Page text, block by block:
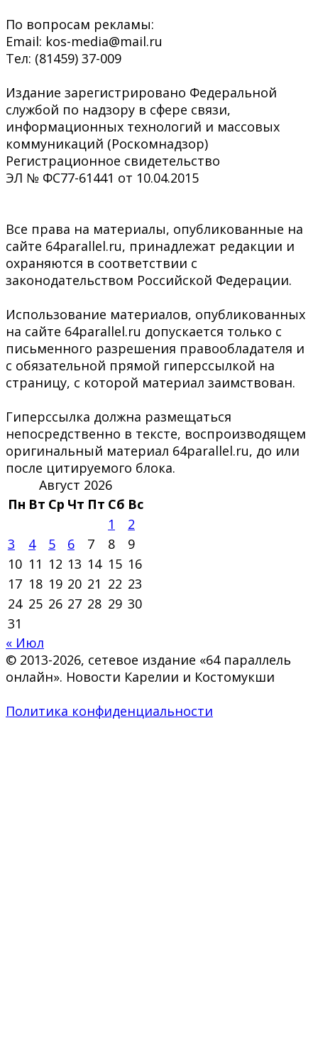
По вопросам рекламы:
Email: kos-media@mail.ru
Тел: (81459) 37-009
Издание зарегистрировано Федеральной
службой по надзору в сфере связи,
информационных технологий и массовых
коммуникаций (Роскомнадзор)
Регистрационное свидетельство
ЭЛ № ФС77-61441 от 10.04.2015
Все права на материалы, опубликованные на
сайте 64parallel.ru, принадлежат редакции и
охраняются в соответствии с
законодательством Российской Федерации.
Использование материалов, опубликованных
на сайте 64parallel.ru допускается только с
письменного разрешения правообладателя и
с обязательной прямой гиперссылкой на
страницу, с которой материал заимствован.
Гиперссылка должна размещаться
непосредственно в тексте, воспроизводящем
оригинальный материал 64parallel.ru, до или
после цитируемого блока.
Август 2026
Пн Вт Ср Чт Пт Сб Вс
1
2
3
4 5 6 7 8
9
10 11 12 13 14 15 16
17 18 19 20 21 22 23
24 25 26 27 28 29 30
31
« Июл
© 2013-2026, сетевое издание «64 параллель
онлайн». Новости Карелии и Костомукши
Политика конфиденциальности